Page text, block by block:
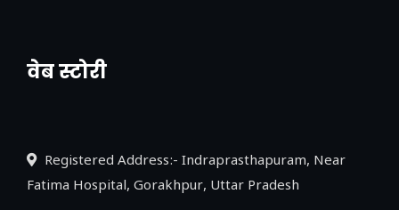
वेब स्टोरी
नया एक्सप्रेसवे: पूर्वांचल का लक, डेवलपमेंट का
Registered Address:- Indraprasthapuram, Near
Fatima Hospital, Gorakhpur, Uttar Pradesh